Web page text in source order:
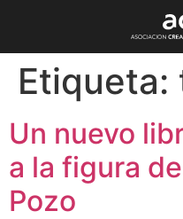
Etiqueta:
Un nuevo
a la figura
Pozo